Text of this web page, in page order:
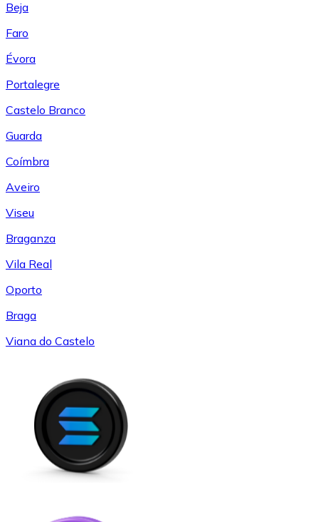
Beja
Faro
Évora
Portalegre
Castelo Branco
Guarda
Coímbra
Aveiro
Viseu
Braganza
Vila Real
Oporto
Braga
Viana do Castelo